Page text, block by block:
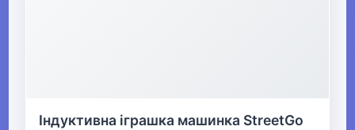
Індуктивна іграшка машинка StreetGo